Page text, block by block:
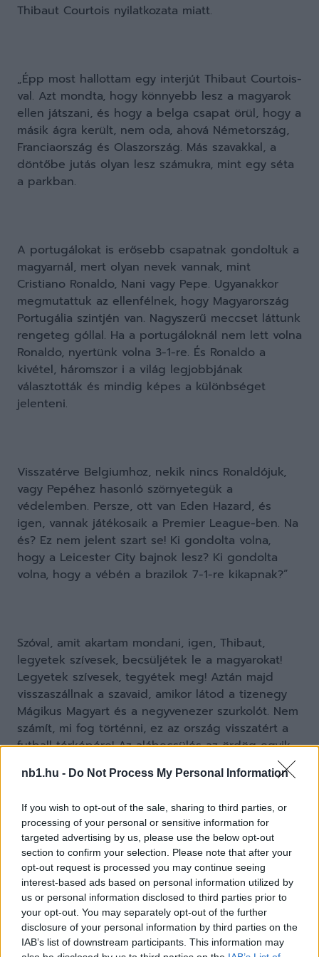
nb1.hu - Do Not Process My Personal Information
If you wish to opt-out of the sale, sharing to third parties, or
processing of your personal or sensitive information for
targeted advertising by us, please use the below opt-out
section to confirm your selection. Please note that after your
opt-out request is processed you may continue seeing
interest-based ads based on personal information utilized by
us or personal information disclosed to third parties prior to
your opt-out. You may separately opt-out of the further
disclosure of your personal information by third parties on the
IAB’s list of downstream participants. This information may
Thibaut Courtois nyilatkozata miatt.
„Épp most hallottam egy interjút Thibaut Courtois-
val. Azt mondta, hogy könnyebb lesz a magyarok
ellen játszani, és hogy a belga csapat örül, hogy a
másik ágra került, nem oda, ahová Németország,
Franciaország és Olaszország. Más szavakkal, a
döntőbe jutás olyan lesz számukra, mint egy séta
a parkban.
A portugálokat is erősebb csapatnak gondoltuk a
magyarnál, mert olyan nevek vannak, mint
Cristiano Ronaldo, Nani vagy Pepe. Ugyanakkor
megmutattuk az ellenfélnek, hogy Magyarország
Portugália szintjén van. Nagyszerű meccset láttunk
rengeteg góllal. Ha a portugáloknál nem lett volna
Ronaldo, nyertünk volna 3-1-re. És Ronaldo a
kivétel, háromszor i a világ legjobbjának
választották és mindig képes a különbséget
jelenteni.
Visszatérve Belgiumhoz, nekik nincs Ronaldójuk,
vagy Pepéhez hasonló szörnyetegük a
védelemben. Persze, ott van Eden Hazard, és
igen, vannak játékosaik a Premier League-ben. Na
és? Ez nem jelent szart se! Ki gondolta volna,
hogy a Leicester City bajnok lesz? Ki gondolta
volna, hogy a vébén a brazilok 7-1-re kikapnak?”
Szóval, amit akartam mondani, igen, Thibaut,
legyetek szívesek, becsüljétek le a magyarokat!
Legyetek szívesek, tegyétek meg! Aztán majd
visszaszállnak a szavaid, amikor látod a tizenegy
Mágikus Magyart és a negyvenezer szurkolót. Nem
számít, mi fog történni, ez az ország visszatért a
futball térképére! Az alábecsülés az ördög egyik
eszköze. És ahogy visszanézem az interjút, az az
érzésem, hogy a belgák jobban félnek a
elképzelhető, vegyük csak a görögök példáját!
Meg tudjuk csinálni! Hajrá, Magyarország! Az én
tippem, Magyarország 2-1-re nyer”